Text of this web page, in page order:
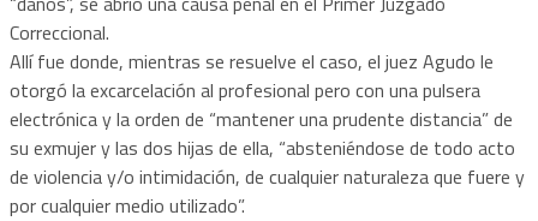
Correccional.
Allí fue donde, mientras se resuelve el caso, el juez Agudo le
otorgó la excarcelación al profesional pero con una pulsera
electrónica y la orden de “mantener una prudente distancia” de
su exmujer y las dos hijas de ella, “absteniéndose de todo acto
de violencia y/o intimidación, de cualquier naturaleza que fuere y
por cualquier medio utilizado”.